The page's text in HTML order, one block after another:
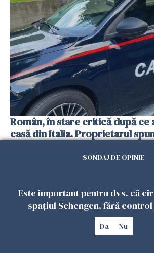
Român, în stare critică după
casă din Italia. Proprietarul
SONDAJ DE OPINIE
Este important pentru dvs. că
spațiul Schengen, fără
Da Nu